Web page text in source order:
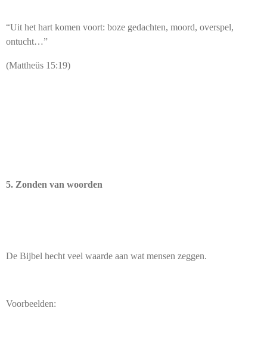
“Uit het hart komen voort: boze gedachten, moord, overspel,
ontucht…”
(Mattheüs 15:19)
5. Zonden van woorden
De Bijbel hecht veel waarde aan wat mensen zeggen.
Voorbeelden: